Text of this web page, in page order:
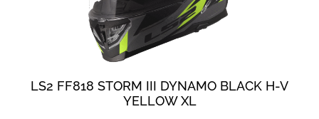
LS2 FF818 STORM III DYNAMO BLACK H-V
YELLOW XL